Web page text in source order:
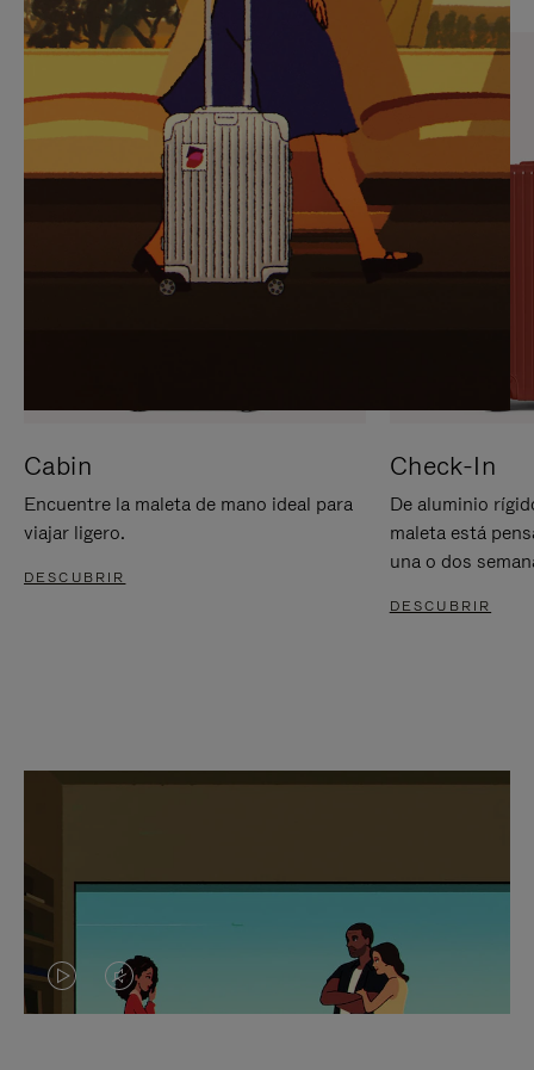
PARA
PAUSARLO.
PULSE
PARA
ACTIVARLO.
Cabin
Encuentre la maleta de mano ideal para
viajar ligero.
DESCUBRIR
Check-In
De aluminio
maleta está
una o dos
DESCUBRIR
EL
EL